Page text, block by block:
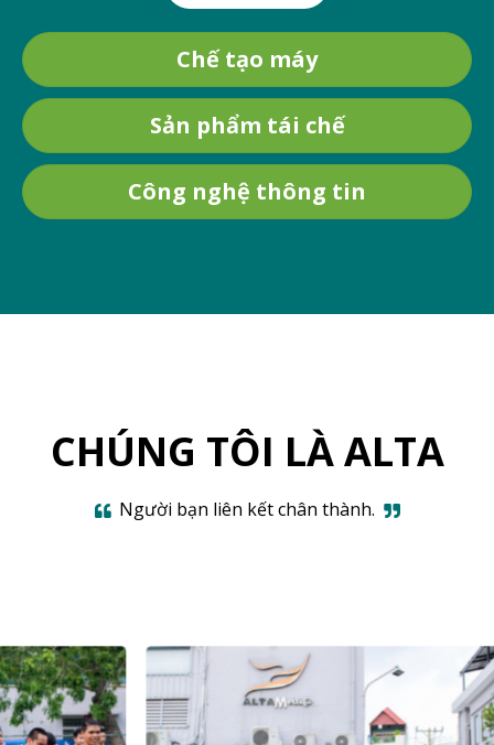
Chế tạo máy
Sản phẩm tái chế
Công nghệ thông tin
CHÚNG TÔI LÀ ALTA
Người bạn liên kết chân thành.